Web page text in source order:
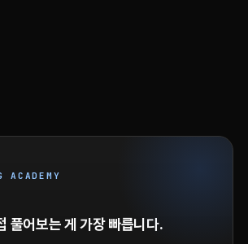
ACADEMY
풀어보는 게 가장 빠릅니다.